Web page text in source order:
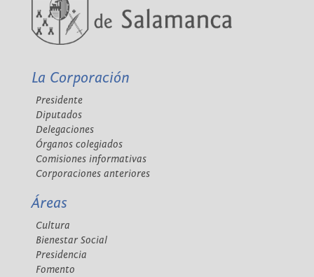
La Corporación
Presidente
Diputados
Delegaciones
Órganos colegiados
Comisiones informativas
Corporaciones anteriores
Áreas
Cultura
Bienestar Social
Presidencia
Fomento